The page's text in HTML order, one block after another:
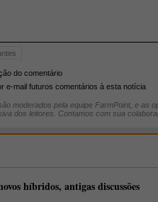
do comentário
e-mail futuros comentários à esta notícia
moderados pela equipe FarmPoint, e as
dos leitores. Contamos com sua
híbridos, antigas discussões